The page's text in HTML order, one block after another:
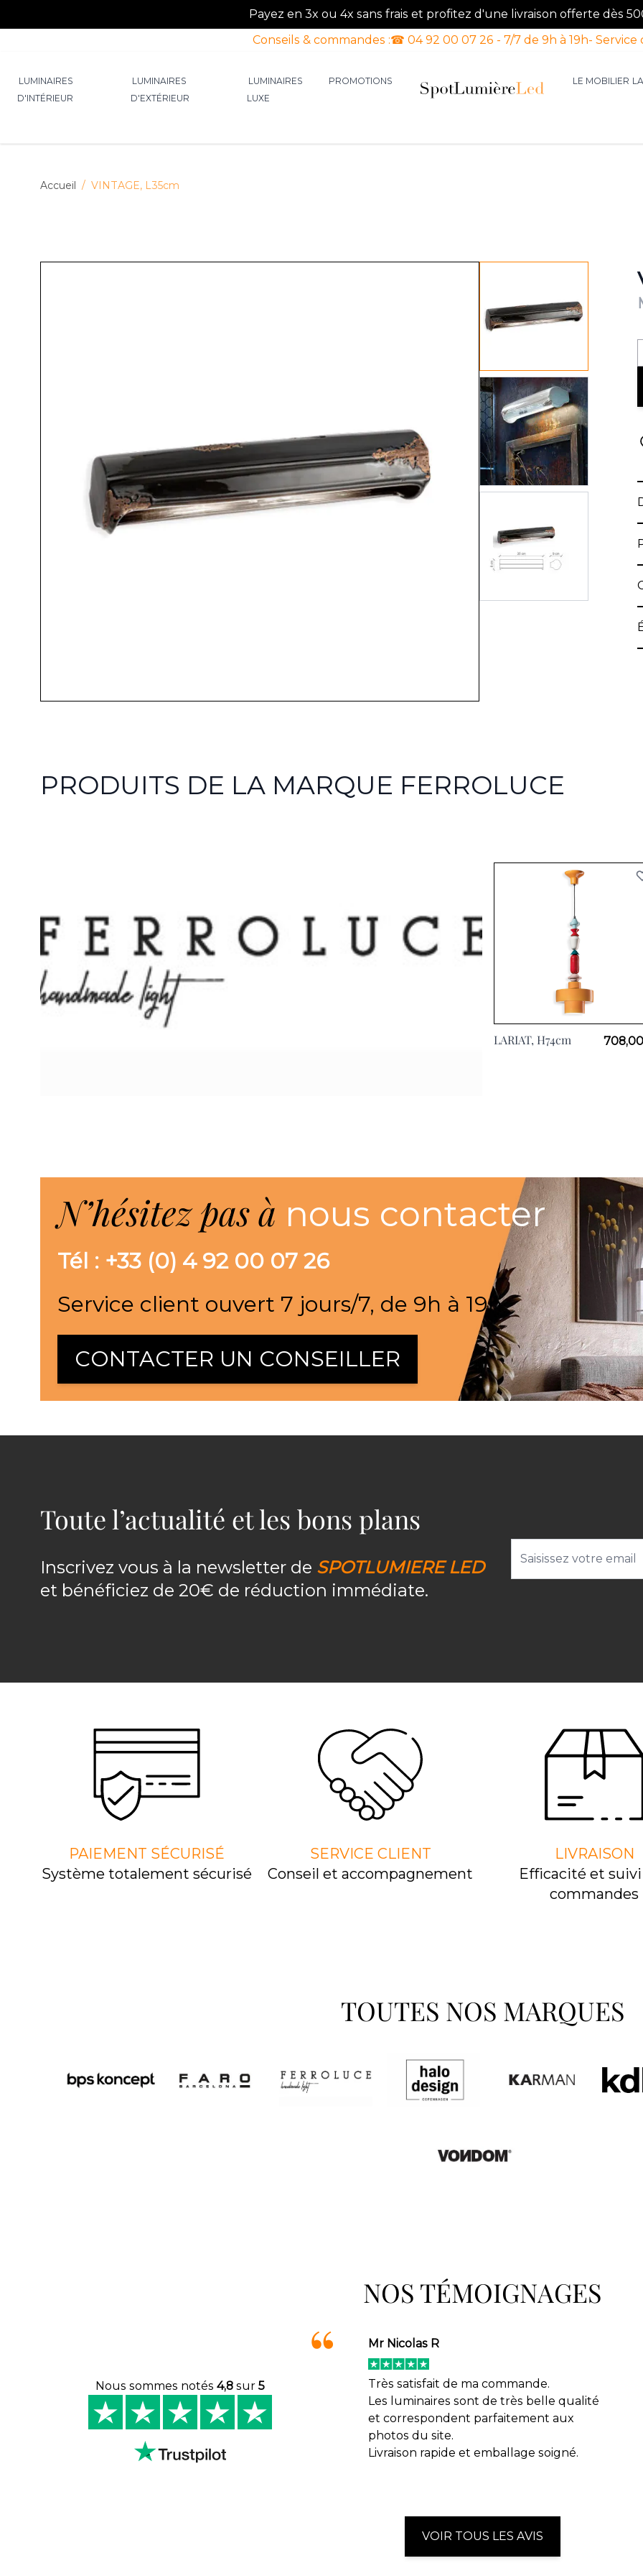
Payez en 3x ou 4x sans frais et profitez d'une livraison offerte dès
Conseils & commandes :☎ 04 92 00 07 26 - 7/7 de 9h à 19h-
LUMINAIRES
D'INTÉRIEUR
LUMINAIRES
D'EXTÉRIEUR
LUMINAIRES
LUXE
PROMOTIONS LE MOBILIER
Accueil / VINTAGE, L35cm
View larger image
PRODUITS DE LA MARQUE FERROLUCE
LARIAT, H74cm
N’hésitez pas à nous contacter
Tél : +33 (0) 4 92 00 07 26
Service client ouvert 7 jours/7, de 9h à 19h
CONTACTER UN CONSEILLER
Toute l’actualité et les bons plans
Inscrivez vous à la newsletter de SPOTLUMIERE LED
et bénéficiez de 20€ de réduction immédiate.
PAIEMENT SÉCURISÉ
Système totalement sécurisé
SERVICE CLIENT
Conseil et accompagnement
LIVRAISON
Efﬁcacité et
commandes
TOUTES NOS MARQUES
NOS TÉMOIGNAGES
Nous sommes notés 4,8sur 5
Mr Nicolas R
Très satisfait de ma commande.
Les luminaires sont de très belle qualité
et correspondent parfaitement aux
photos du site.
Livraison rapide et emballage soigné.
VOIR TOUS LES AVIS